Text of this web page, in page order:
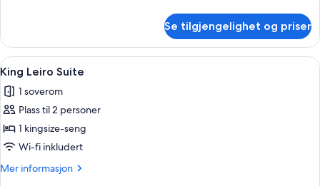
Views
Leiro
Suite
with
Views
Se tilgjengelighet og priser
Åpne
alle
bildene
av
King
Leiro
Suite
Sengetøy av topp kvalitet, minibar,
14
King Leiro Suite
1 soverom
Plass til 2 personer
1 kingsize-seng
Wi-fi inkludert
Mer informasjon
Mer